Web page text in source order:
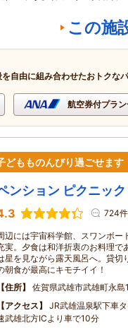
この施
自由に組み合わせたおトクな
航空券付プラ
どもものんびり過ごせます
ンション ピクニック
724件
辺には宇宙科学館、スワンボー
実。夕食は和洋折衷のお料理で
星を見ながら露天風呂へ。貸切
朝食が最高にキモチイイ！
住所
佐賀県武雄市武雄町永
アクセス
JR武雄温泉駅下車
武雄北方ICより車で10分